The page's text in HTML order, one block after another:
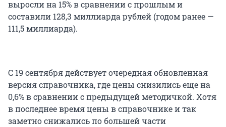
выросли на 15% в сравнении с прошлым и
составили 128,3 миллиарда рублей (годом ранее —
111,5 миллиарда).
С 19 сентября действует очередная обновленная
версия справочника, где цены снизились еще на
0,6% в сравнении с предыдущей методичкой. Хотя
в последнее время цены в справочнике и так
заметно снижались по большей части